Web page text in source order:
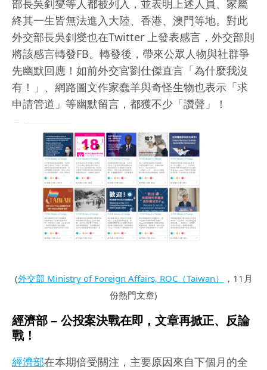
部長吳釗燮等人都被列入，並表明上述人員、家屬
終其一生皆無法進入大陸、香港、澳門等地。對此
外交部長吳釗燮也在Twitter 上發表感言，外交部則
將該感言轉發FB。轉發後，帶來公眾人物與社群爭
先幽默回應！如前外交官劉仕傑直言「為什麼我沒
有！」、網路圖文作家蠢羊與奇怪生物也表示「求
申請管道」等幽默留言，都獲不少「讚聲」！
(外交部 Ministry of Foreign Affairs, ROC（Taiwan）
，11月
份熱門文章)
經濟部 – 公投案決戰在即，文章再掀正、反論
戰！
經濟部在本期倍受關注，主要原因來自下個月的全